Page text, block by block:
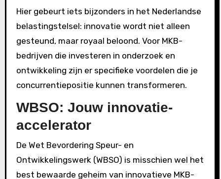
Hier gebeurt iets bijzonders in het Nederlandse
belastingstelsel: innovatie wordt niet alleen
gesteund, maar royaal beloond. Voor MKB-
bedrijven die investeren in onderzoek en
ontwikkeling zijn er specifieke voordelen die je
concurrentiepositie kunnen transformeren.
WBSO: Jouw innovatie-
accelerator
De Wet Bevordering Speur- en
Ontwikkelingswerk (WBSO) is misschien wel het
best bewaarde geheim van innovatieve MKB-